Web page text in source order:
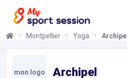
Montpellier Yoga Archipel
mon logo Archipel